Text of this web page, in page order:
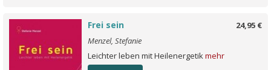
24,95 €
Frei sein
Menzel, Stefanie
Leichter leben mit Heilenergetikmehr